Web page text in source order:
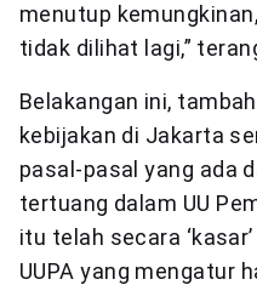
menutup
tidak dilihat lagi,”
Belakangan ini,
kebijakan di Jakarta
pasal-pasal yang ada
tertuang dalam UU
itu telah secara
UUPA yang mengatur